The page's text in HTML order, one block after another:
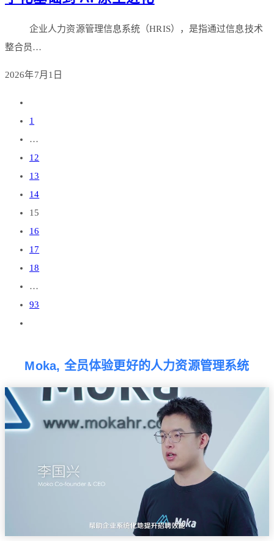
企业人力资源管理信息系统（HRIS），是指通过信息技术
整合员…
2026年7月1日
1
…
12
13
14
15
16
17
18
…
93
Moka, 全员体验更好的人力资源管理系统